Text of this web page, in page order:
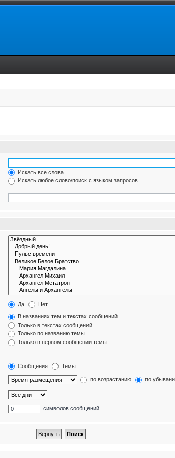
Искать все слова
Искать любое слово/поиск с языком запросов
Да Нет
В названиях тем и текстах сообщений
Только в текстах сообщений
Только по названию темы
Только в первом сообщении темы
Сообщения Темы
по возрастанию по
символов сообщений